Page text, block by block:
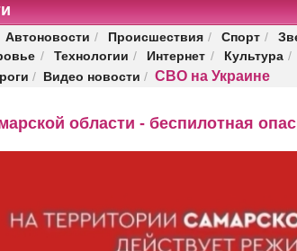
Автоновости / Происшествия / Спорт /
/ Технологии / Интернет / Культура/
/ Видео новости / СВО на Украине
области - беспилотная